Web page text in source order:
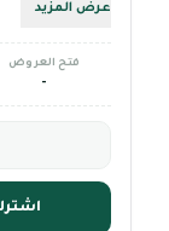
عرض المزيد
فتح العروض
-